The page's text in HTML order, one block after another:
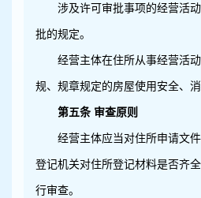
涉及许可审批事项的经营活
批的规定。
经营主体在住所从事经营活
规、规章规定的房屋使用安全、消
第五条 审查原则
经营主体应当对住所申请文
登记机关对住所登记材料是否齐
行审查。